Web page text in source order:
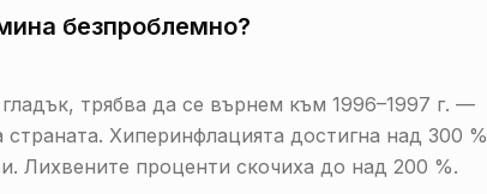
безпроблемно?
трябва да се върнем към 1996–1997 г. —
Хиперинфлацията достигна над 300 %
Лихвените проценти скочиха до над 200 %.